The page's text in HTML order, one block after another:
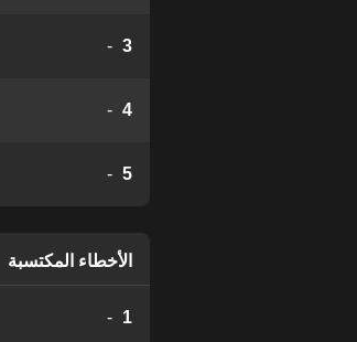
3
-
4
-
5
-
الأخطاء المكتسبة
1
-